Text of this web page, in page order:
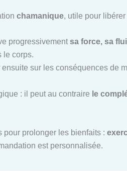
chamanique, utile pour
progressivement sa force, sa
le corps.
ensuite sur les conséquences de
: il peut au contraire le
pour prolonger les bienfaits :
est personnalisée.